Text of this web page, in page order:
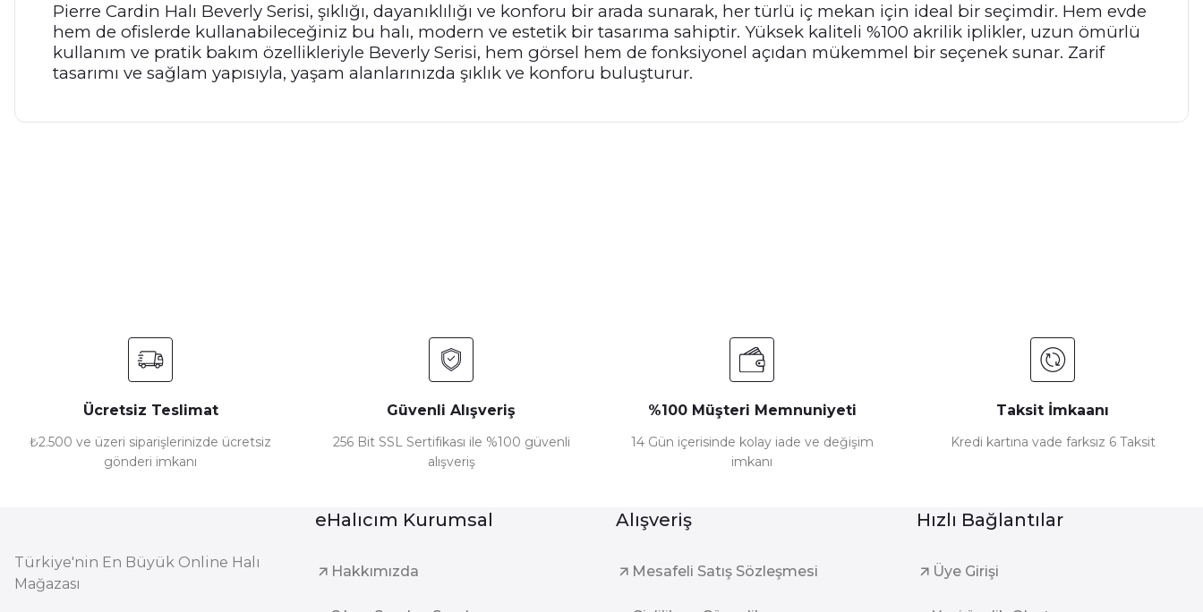
Pierre Cardin Halı Beverly Serisi, şıklığı, dayanıklılığı ve konforu bir arada sunarak, her türlü iç mekan için ideal bir seçimdir. Hem evde
hem de ofislerde kullanabileceğiniz bu halı, modern ve estetik bir tasarıma sahiptir. Yüksek kaliteli %100 akrilik iplikler, uzun ömürlü
kullanım ve pratik bakım özellikleriyle Beverly Serisi, hem görsel hem de fonksiyonel açıdan mükemmel bir seçenek sunar. Zarif
tasarımı ve sağlam yapısıyla, yaşam alanlarınızda şıklık ve konforu buluşturur.
Bu ürüne benzer farklı alternatifler olmalı.
Ücretsiz Teslimat
₺2.500 ve üzeri siparişlerinizde ücretsiz
gönderi imkanı
Güvenli Alışveriş
256 Bit SSL Sertifikası ile %100 güvenli
alışveriş
%100 Müşteri Memnuniyeti
14 Gün içerisinde kolay iade ve değişim
imkanı
Taksit İmkaanı
Kredi kartına vade farksız 6 Taksit
Türkiye'nin En Büyük Online Halı
Mağazası
eHalıcım Kurumsal
Hakkımızda
Alışveriş
Mesafeli Satış Sözleşmesi
Hızlı Bağlantılar
Üye Girişi